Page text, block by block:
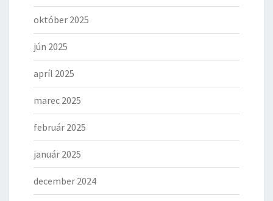
október 2025
jún 2025
apríl 2025
marec 2025
február 2025
január 2025
december 2024